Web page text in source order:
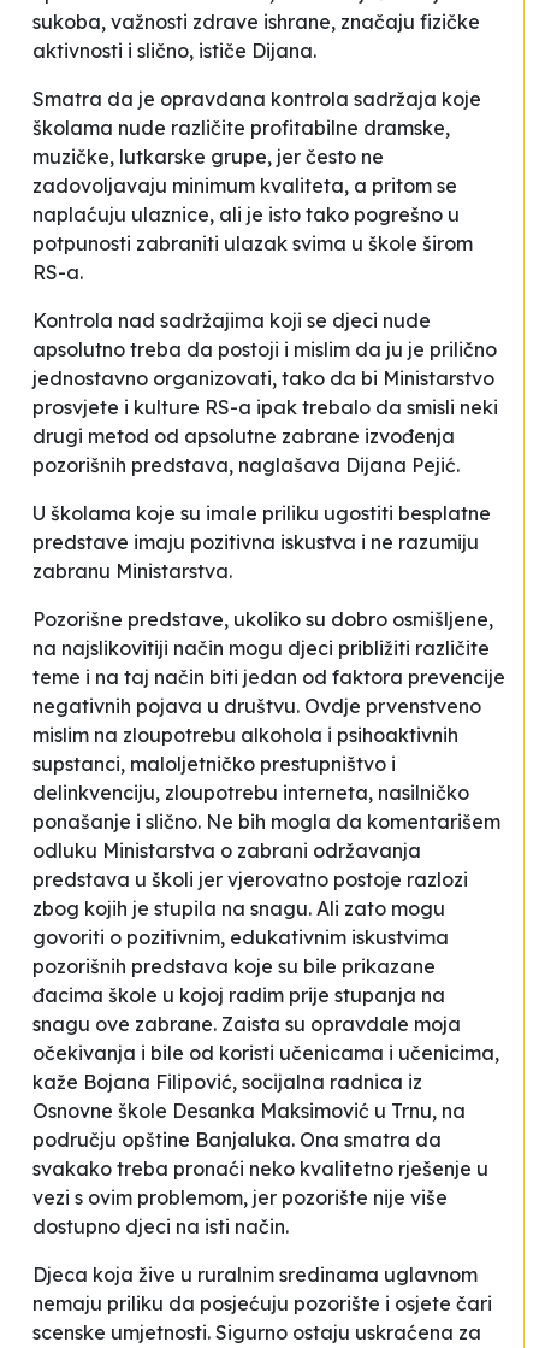
sukoba, važnosti zdrave ishrane, značaju fizičke
aktivnosti i slično, ističe Dijana.
Smatra da je opravdana kontrola sadržaja koje
školama nude različite profitabilne dramske,
muzičke, lutkarske grupe, jer često ne
zadovoljavaju minimum kvaliteta, a pritom se
naplaćuju ulaznice, ali je isto tako pogrešno u
potpunosti zabraniti ulazak svima u škole širom
RS-a.
Kontrola nad sadržajima koji se djeci nude
apsolutno treba da postoji i mislim da ju je prilično
jednostavno organizovati, tako da bi Ministarstvo
prosvjete i kulture RS-a ipak trebalo da smisli neki
drugi metod od apsolutne zabrane izvođenja
pozorišnih predstava, naglašava Dijana Pejić.
U školama koje su imale priliku ugostiti besplatne
predstave imaju pozitivna iskustva i ne razumiju
zabranu Ministarstva.
Pozorišne predstave, ukoliko su dobro osmišljene,
na najslikovitiji način mogu djeci približiti različite
teme i na taj način biti jedan od faktora prevencije
negativnih pojava u društvu. Ovdje prvenstveno
mislim na zloupotrebu alkohola i psihoaktivnih
supstanci, maloljetničko prestupništvo i
delinkvenciju, zloupotrebu interneta, nasilničko
ponašanje i slično. Ne bih mogla da komentarišem
odluku Ministarstva o zabrani održavanja
predstava u školi jer vjerovatno postoje razlozi
zbog kojih je stupila na snagu. Ali zato mogu
govoriti o pozitivnim, edukativnim iskustvima
pozorišnih predstava koje su bile prikazane
đacima škole u kojoj radim prije stupanja na
snagu ove zabrane. Zaista su opravdale moja
očekivanja i bile od koristi učenicama i učenicima,
kaže Bojana Filipović, socijalna radnica iz
Osnovne škole Desanka Maksimović u Trnu, na
području opštine Banjaluka. Ona smatra da
svakako treba pronaći neko kvalitetno rješenje u
vezi s ovim problemom, jer pozorište nije više
dostupno djeci na isti način.
Djeca koja žive u ruralnim sredinama uglavnom
nemaju priliku da posjećuju pozorište i osjete čari
scenske umjetnosti. Sigurno ostaju uskraćena za